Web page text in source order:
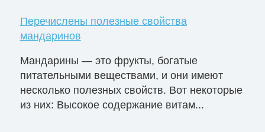
Перечислены полезные свойства
мандаринов
Мандарины — это фрукты, богатые
питательными веществами, и они имеют
несколько полезных свойств. Вот некоторые
из них: Высокое содержание витам...